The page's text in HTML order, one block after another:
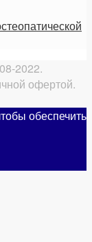
2022.
офертой.
обеспечить